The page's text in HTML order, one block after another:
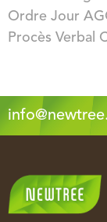
Ordre Jour
Procès Verbal